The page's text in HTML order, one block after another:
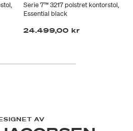
Serie 7™ 3217 polstret kontorstol,
Essential black
24.499,00 kr
AV